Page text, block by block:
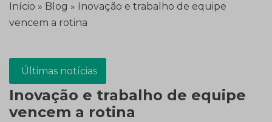
Início » Blog » Inovação e trabalho de equipe
vencem a rotina
Últimas notícias
Inovação e trabalho de equipe
vencem a rotina